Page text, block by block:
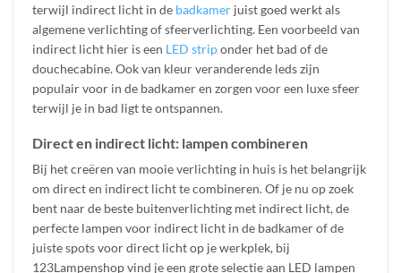
terwijl indirect licht in de badkamer juist goed werkt als
algemene verlichting of sfeerverlichting. Een voorbeeld van
indirect licht hier is een LED striponder het bad of de
douchecabine. Ook van kleur veranderende leds zijn
populair voor in de badkamer en zorgen voor een luxe sfeer
terwijl je in bad ligt te ontspannen.
Direct en indirect licht: lampen combineren
Bij het creëren van mooie verlichting in huis is het belangrijk
om direct en indirect licht te combineren. Of je nu op zoek
bent naar de beste buitenverlichting met indirect licht, de
perfecte lampen voor indirect licht in de badkamer of de
juiste spots voor direct licht op je werkplek, bij
123Lampenshop vind je een grote selectie aan LED lampen